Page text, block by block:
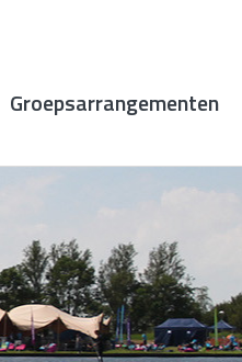
Groepsarrangementen